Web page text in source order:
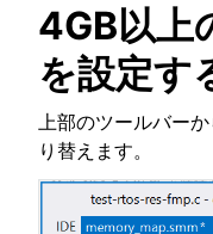
4GB以上
を設定す
上部のツールバーか
り替えます。